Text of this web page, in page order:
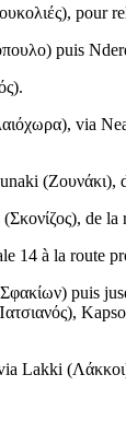
), pour
) puis
).
), via
(Ζουνάκι),
(Σκονίζος), de la
14 à la route
) puis
),
Lakki (Λάκκοι